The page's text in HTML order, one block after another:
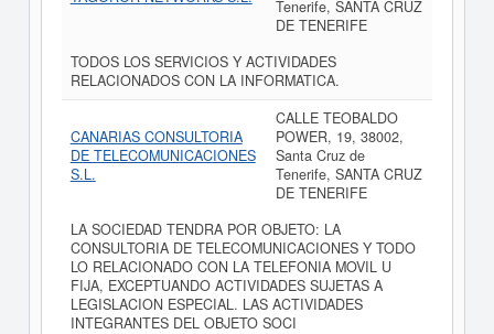
Tenerife, SANTA CRUZ
DE TENERIFE
TODOS LOS SERVICIOS Y ACTIVIDADES
RELACIONADOS CON LA INFORMATICA.
CANARIAS CONSULTORIA
DE TELECOMUNICACIONES
S.L.
CALLE TEOBALDO
POWER, 19, 38002,
Santa Cruz de
Tenerife, SANTA CRUZ
DE TENERIFE
LA SOCIEDAD TENDRA POR OBJETO: LA
CONSULTORIA DE TELECOMUNICACIONES Y TODO
LO RELACIONADO CON LA TELEFONIA MOVIL U
FIJA, EXCEPTUANDO ACTIVIDADES SUJETAS A
LEGISLACION ESPECIAL. LAS ACTIVIDADES
INTEGRANTES DEL OBJETO SOCI